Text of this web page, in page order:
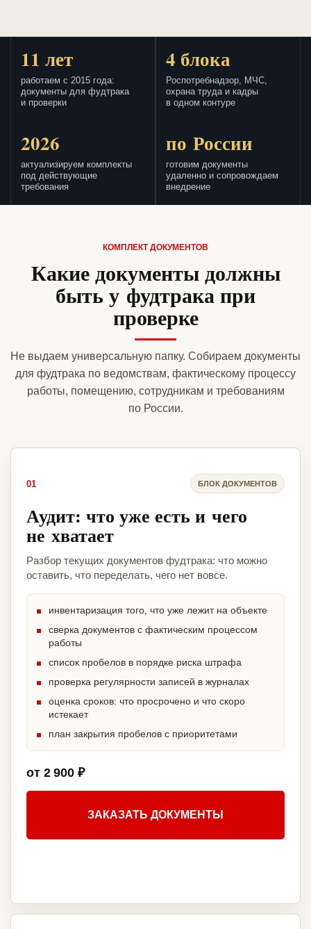
11 лет
работаем с 2015 года:
документы для фудтрака
и проверки
4 блока
Роспотребнадзор, МЧС,
охрана труда и кадры
в одном контуре
2026
актуализируем комплекты
под действующие
требования
по России
готовим документы
удаленно и сопровождаем
внедрение
КОМПЛЕКТ ДОКУМЕНТОВ
Какие документы должны
быть у фудтрака при
проверке
Не выдаем универсальную папку. Собираем документы
для фудтрака по ведомствам, фактическому процессу
работы, помещению, сотрудникам и требованиям
по России.
01 БЛОК ДОКУМЕНТОВ
Аудит: что уже есть и чего
не хватает
Разбор текущих документов фудтрака: что можно
оставить, что переделать, чего нет вовсе.
инвентаризация того, что уже лежит на объекте
сверка документов с фактическим процессом
работы
список пробелов в порядке риска штрафа
проверка регулярности записей в журналах
оценка сроков: что просрочено и что скоро
истекает
план закрытия пробелов с приоритетами
от 2 900 ₽
ЗАКАЗАТЬ ДОКУМЕНТЫ